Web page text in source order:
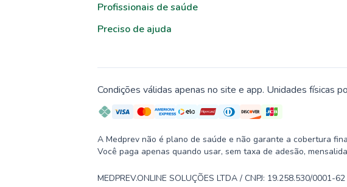
Profissionais de saúde
Preciso de ajuda
Condições válidas apenas no site e app. Unidades físicas
A Medprev não é plano de saúde e não garante a cobertura
Você paga apenas quando usar, sem taxa de adesão,
MEDPREV.ONLINE SOLUÇÕES LTDA / CNPJ: 19.258.530/0001-